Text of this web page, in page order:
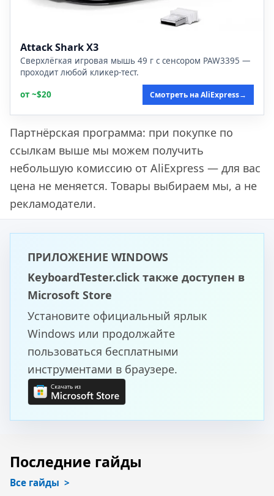
Attack Shark X3
Сверхлёгкая игровая мышь 49 г с сенсором PAW3395 —
проходит любой кликер-тест.
от ~$20
Смотреть на AliExpress→
Партнёрская программа: при покупке по
ссылкам выше мы можем получить
небольшую комиссию от AliExpress — для вас
цена не меняется. Товары выбираем мы, а не
рекламодатели.
ПРИЛОЖЕНИЕ WINDOWS
KeyboardTester.click также доступен в
Microsoft Store
Установите официальный ярлык
Windows или продолжайте
пользоваться бесплатными
инструментами в браузере.
Последние гайды
Все гайды